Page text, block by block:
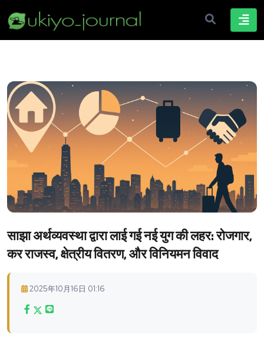
साझा अर्थव्यवस्था द्वारा लाई गई नई युग की लहर: रोजगार,
कर राजस्व, क्षेत्रीय वितरण, और विनियमन विवाद
2025年10月16日 01:16